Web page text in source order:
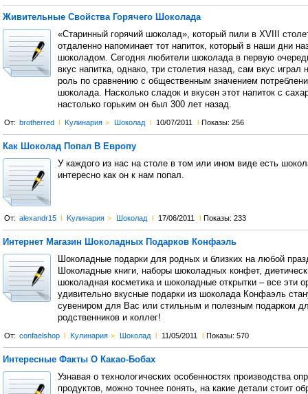
Живительные Свойства Горячего Шоколада
«Старинный горячий шоколад», который пили в XVIII
отдаленно напоминает тот напиток, который в наши дни
шоколадом. Сегодня любители шоколада в первую
вкус напитка, однако, три столетия назад, сам вкус играл
роль по сравнению с общественным значением
шоколада. Насколько сладок и вкусен этот напиток с
настолько горьким он был 300 лет назад.
От: brotherred l Kулинария > Шоколад l 10/07/2011 l Показы: 256
Как Шоколад Попал В Европу
У каждого из нас на столе в том или ином виде есть
интересно как он к нам попал.
От: alexandr15 l Kулинария > Шоколад l 17/06/2011 l Показы: 233
Интернет Магазин Шоколадных Подарков Конфаэль
Шоколадные подарки для родных и близких на любой
Шоколадные книги, наборы шоколадных конфет,
шоколадная косметика и шоколадные открытки – все эти
удивительно вкусные подарки из шоколада Конфаэль
сувениром для Вас или стильным и полезным подарком
родственников и коллег!
От: confaelshop l Kулинария > Шоколад l 11/05/2011 l Показы: 570
Интересные Факты О Какао-Бобах
Узнавая о технологических особенностях производства
продуктов, можно точнее понять, на какие детали стоит